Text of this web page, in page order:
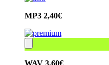
MP3 2,40€